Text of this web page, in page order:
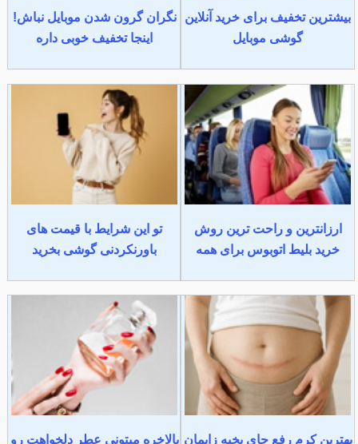
بیشترین تخفیف برای خرید آنلاین
گوشی موبایل
نگران گرون شدن موبایل نباش!
اینجا تخفیف خوبی داره
ارزانترین و راحت ترین روش
خرید بلیط اتوبوس برای همه
تو این شرایط با قیمت های
باورنکردنی گوشی بخرید
بهترین کرم رفع جای بخیه زایمان بالاخره میتونی عطر دلخواهت رو